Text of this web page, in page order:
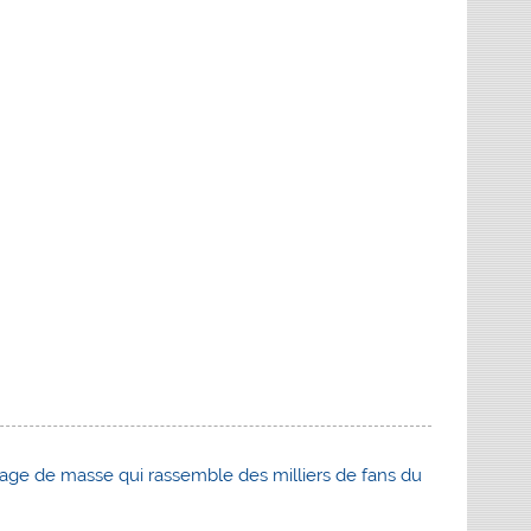
de masse qui rassemble des milliers de fans du